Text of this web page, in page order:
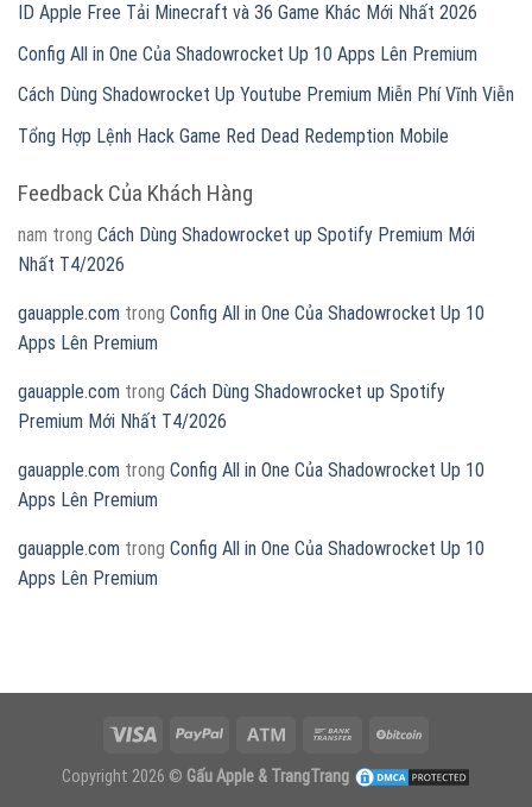
ID Apple Free Tải Minecraft và 36 Game Khác Mới Nhất 2026
Config All in One Của Shadowrocket Up 10 Apps Lên Premium
Cách Dùng Shadowrocket Up Youtube Premium Miễn Phí Vĩnh Viễn
Tổng Hợp Lệnh Hack Game Red Dead Redemption Mobile
Feedback Của Khách Hàng
nam trong Cách Dùng Shadowrocket up Spotify Premium Mới
Nhất T4/2026
gauapple.com trong Config All in One Của Shadowrocket Up 10
Apps Lên Premium
gauapple.com trong Cách Dùng Shadowrocket up Spotify
Premium Mới Nhất T4/2026
gauapple.com trong Config All in One Của Shadowrocket Up 10
Apps Lên Premium
gauapple.com trong Config All in One Của Shadowrocket Up 10
Apps Lên Premium
Copyright 2026 © Gấu Apple & TrangTrang